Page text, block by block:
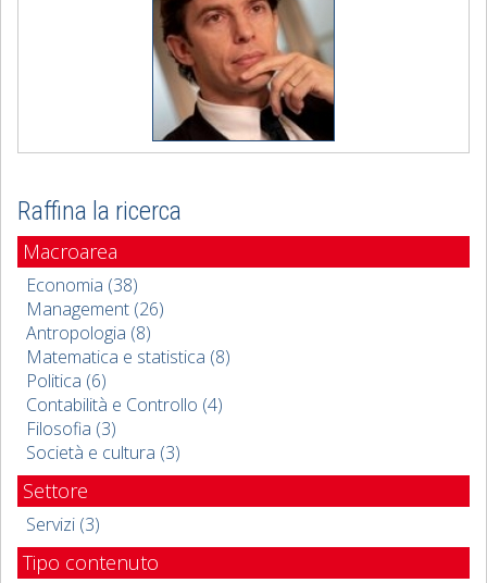
Raffina la ricerca
Macroarea
Economia (38)
Management (26)
Antropologia (8)
Matematica e statistica (8)
Politica (6)
Contabilità e Controllo (4)
Filosofia (3)
Società e cultura (3)
Settore
Servizi (3)
Tipo contenuto